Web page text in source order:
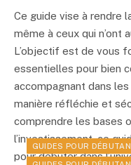
Ce guide vise à rendre
même à ceux qui n’ont
L’objectif est de vous
essentielles pour bien
accompagnant dans
manière réfléchie et
comprendre les bases
l’investissement, ce
pour débuter dans
GUIDES POUR